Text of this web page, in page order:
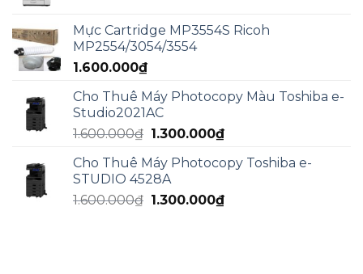
2.000.000₫.là:
Mực Cartridge MP3554S Ricoh
MP2554/3054/3554
1.600.000₫
Cho Thuê Máy Photocopy Màu Toshiba e-
Studio2021AC
1.600.000₫ Giá
là:
1.600.000₫.
1.300.000₫Giá
tại
1.300.000₫.
Cho Thuê Máy Photocopy Toshiba e-
STUDIO 4528A
1.600.000₫ Giá
1.300.000₫Giá